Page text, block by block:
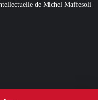
Pour regagner son influence en